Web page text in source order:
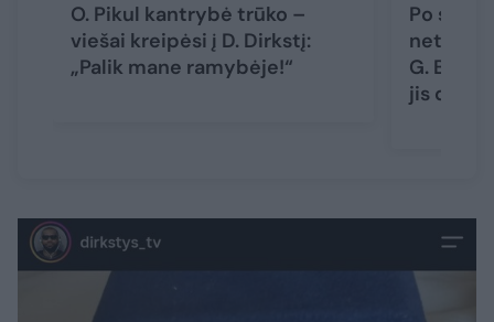
O. Pikul kantrybė trūko –
viešai kreipėsi į D. Dirkstį:
„Palik mane ramybėje!“
Po
G.
jis darė